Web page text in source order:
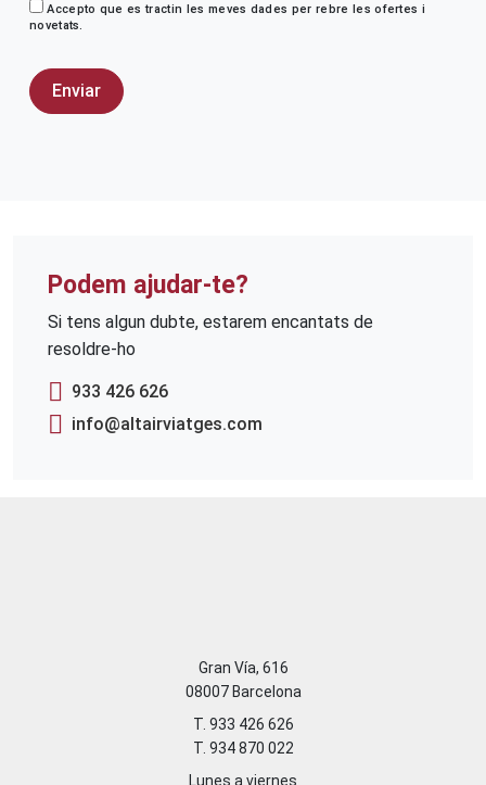
Accepto que es tractin les meves dades per rebre les ofertes i
novetats.
Podem ajudar-te?
Si tens algun dubte, estarem encantats de
resoldre-ho
933 426 626
info@altairviatges.com
Gran Vía, 616
08007 Barcelona
T. 933 426 626
T. 934 870 022
Lunes a viernes